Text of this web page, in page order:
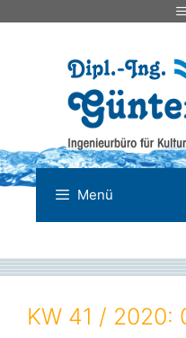
Menü
KW 41 / 2020: